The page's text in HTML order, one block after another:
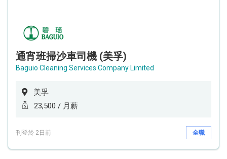
通宵班掃沙車司機 (美孚)
Baguio Cleaning Services Company Limited
美孚
23,500 / 月薪
刊登於 2日前 全職